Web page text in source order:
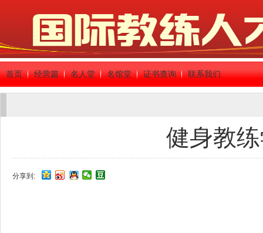
首页 经营篇 名人堂 名馆堂 证书查询 联系我们
健身教
分享到: